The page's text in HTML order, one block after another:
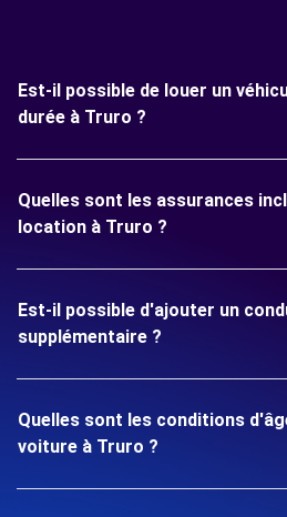
Est-il possible de louer un
durée à Truro ?
Quelles sont les assurances
location à Truro ?
Est-il possible d'ajouter un
supplémentaire ?
Quelles sont les conditions
voiture à Truro ?